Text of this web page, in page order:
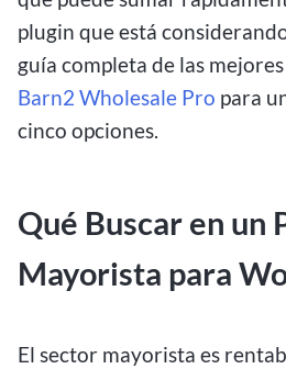
plugin que está
guía completa de las mejores
Barn2 Wholesale Pro para
cinco opciones.
Qué Buscar en un
Mayorista para
El sector mayorista es